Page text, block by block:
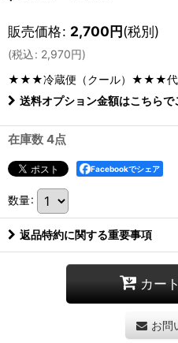
販売価格: 2,700円(税別)
(税込: 2,970円)
★★★冷蔵便（クール）★★★
送料オプション金額はこちらで
在庫数 4点
Facebookでシェア
数量:
返品特約に関する重要事項
カー
お問